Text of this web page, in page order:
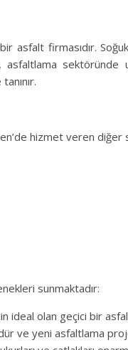
asfalt firmasıdır.
asfaltlama sektöründe
hizmet veren diğer
sunmaktadır:
ideal olan geçici bir
ve yeni asfaltlama